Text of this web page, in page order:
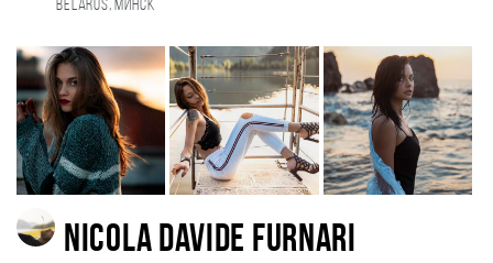
Belarus, Минск
Nicola Davide Furnari